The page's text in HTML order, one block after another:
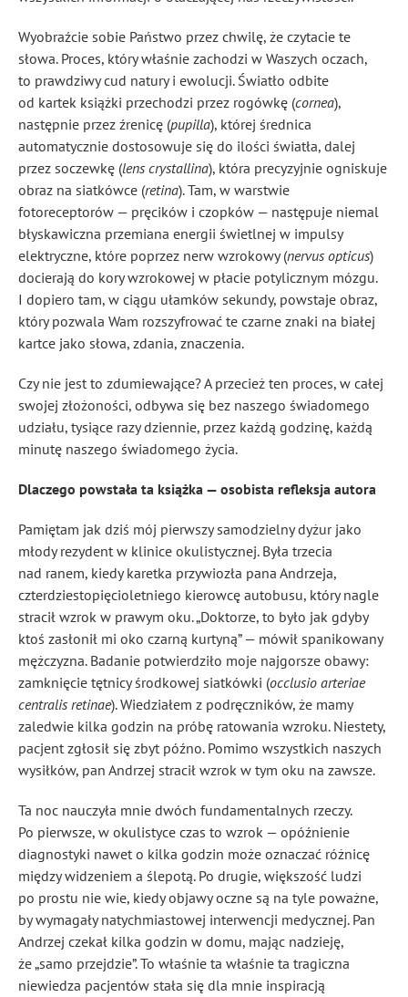
Wyobraźcie sobie Państwo przez chwilę, że czytacie te
słowa. Proces, który właśnie zachodzi w Waszych oczach,
to prawdziwy cud natury i ewolucji. Światło odbite
od kartek książki przechodzi przez rogówkę (cornea),
następnie przez źrenicę (pupilla), której średnica
automatycznie dostosowuje się do ilości światła, dalej
przez soczewkę (lens crystallina), która precyzyjnie ogniskuje
obraz na siatkówce (retina). Tam, w warstwie
fotoreceptorów — pręcików i czopków — następuje niemal
błyskawiczna przemiana energii świetlnej w impulsy
elektryczne, które poprzez nerw wzrokowy (nervus opticus)
docierają do kory wzrokowej w płacie potylicznym mózgu.
I dopiero tam, w ciągu ułamków sekundy, powstaje obraz,
który pozwala Wam rozszyfrować te czarne znaki na białej
kartce jako słowa, zdania, znaczenia.
Czy nie jest to zdumiewające? A przecież ten proces, w całej
swojej złożoności, odbywa się bez naszego świadomego
udziału, tysiące razy dziennie, przez każdą godzinę, każdą
minutę naszego świadomego życia.
Dlaczego powstała ta książka — osobista refleksja autora
Pamiętam jak dziś mój pierwszy samodzielny dyżur jako
młody rezydent w klinice okulistycznej. Była trzecia
nad ranem, kiedy karetka przywiozła pana Andrzeja,
czterdziestopięcioletniego kierowcę autobusu, który nagle
stracił wzrok w prawym oku. „Doktorze, to było jak gdyby
ktoś zasłonił mi oko czarną kurtyną” — mówił spanikowany
mężczyzna. Badanie potwierdziło moje najgorsze obawy:
zamknięcie tętnicy środkowej siatkówki (occlusio arteriae
centralis retinae). Wiedziałem z podręczników, że mamy
zaledwie kilka godzin na próbę ratowania wzroku. Niestety,
pacjent zgłosił się zbyt późno. Pomimo wszystkich naszych
wysiłków, pan Andrzej stracił wzrok w tym oku na zawsze.
Ta noc nauczyła mnie dwóch fundamentalnych rzeczy.
Po pierwsze, w okulistyce czas to wzrok — opóźnienie
diagnostyki nawet o kilka godzin może oznaczać różnicę
między widzeniem a ślepotą. Po drugie, większość ludzi
po prostu nie wie, kiedy objawy oczne są na tyle poważne,
by wymagały natychmiastowej interwencji medycznej. Pan
Andrzej czekał kilka godzin w domu, mając nadzieję,
że „samo przejdzie”. To właśnie ta właśnie ta tragiczna
niewiedza pacjentów stała się dla mnie inspiracją